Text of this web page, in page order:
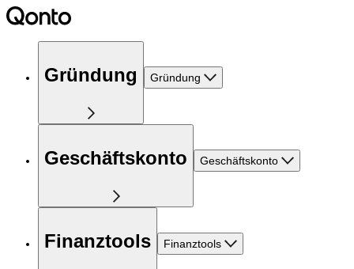
Gründung Gründung
Geschäftskonto Geschäftskonto
Finanztools Finanztools